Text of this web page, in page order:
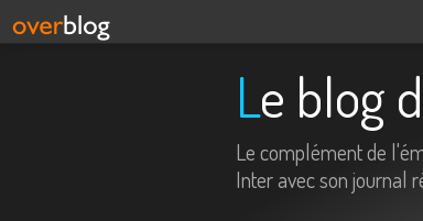
Le blog
Le complément de
Inter avec son journal